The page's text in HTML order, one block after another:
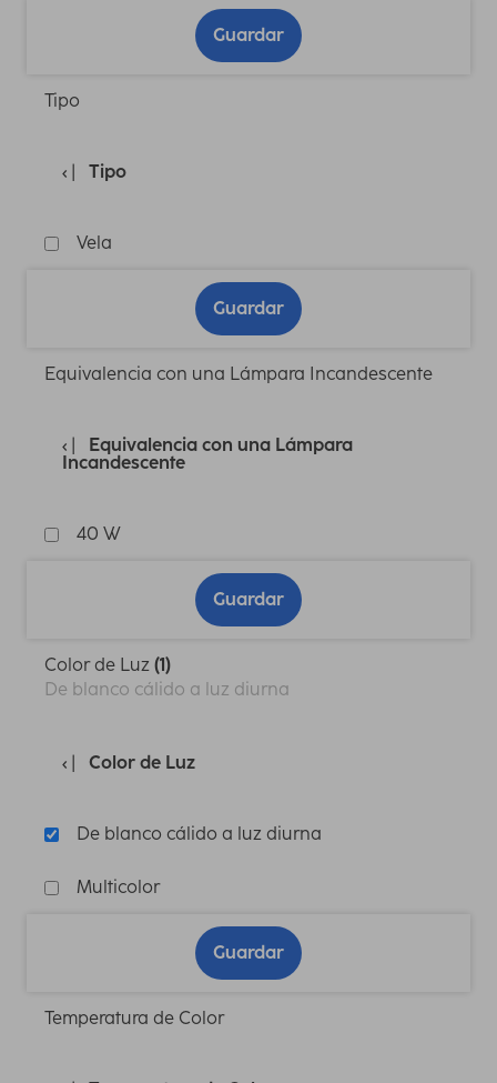
Guardar
Tipo
Tipo
Vela
Guardar
Equivalencia con una Lámpara Incandescente
Equivalencia con una Lámpara
Incandescente
40 W
Guardar
Color de Luz (1)
De blanco cálido a luz diurna
Color de Luz
De blanco cálido a luz diurna
Multicolor
Guardar
Temperatura de Color